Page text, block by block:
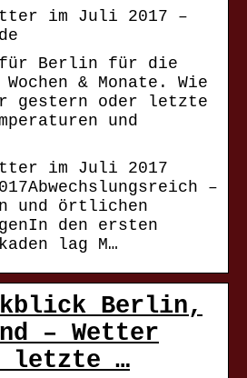
im Juli 2017 –
für Berlin für die
& Monate. Wie
gestern oder letzte
und
im Juli 2017
–
und örtlichen
den ersten
lag M…
Berlin,
– Wetter
letzte …